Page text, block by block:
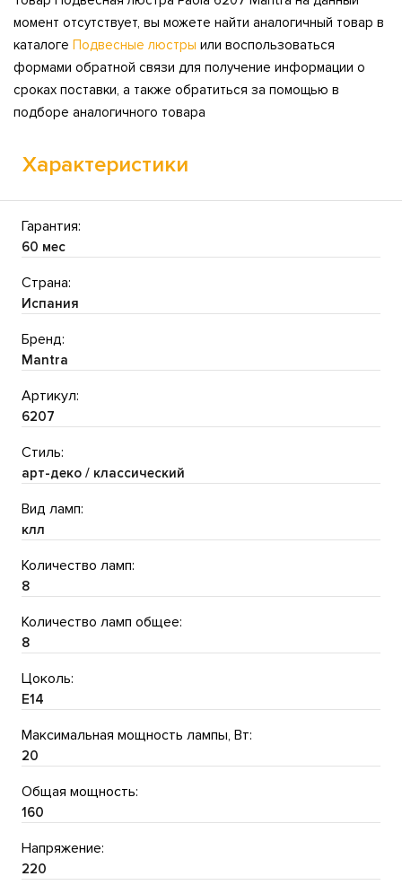
момент отсутствует, вы можете найти аналогичный товар в
каталоге Подвесные люстры или воспользоваться
формами обратной связи для получение информации о
сроках поставки, а также обратиться за помощью в
подборе аналогичного товара
Характеристики
Гарантия:
60 мес
Страна:
Испания
Бренд:
Mantra
Артикул:
6207
Стиль:
арт-деко / классический
Вид ламп:
клл
Количество ламп:
8
Количество ламп общее:
8
Цоколь:
E14
Максимальная мощность лампы, Вт:
20
Общая мощность:
160
Напряжение:
220